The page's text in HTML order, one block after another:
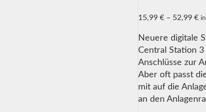
15,99€ – 52,99€
Neuere digitale
Central Station
Anschlüsse zur
Aber oft passt
mit auf die
an den